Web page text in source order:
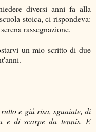
diversi anni fa alla
stoica, ci rispondeva:
rassegnazione.
un mio scritto di due
e giù risa, sguaiate, di
e di scarpe da tennis. E